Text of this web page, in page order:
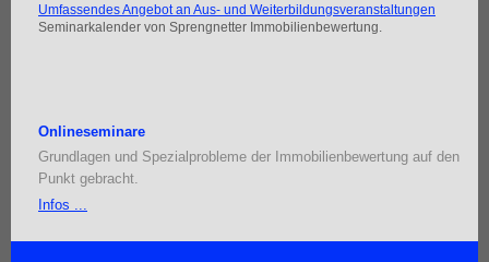
Umfassendes Angebot an Aus- und Weiterbildungsveranstaltungen
Seminarkalender von Sprengnetter Immobilienbewertung.
Onlineseminare
Grundlagen und Spezialprobleme der Immobilienbewertung auf den
Punkt gebracht.
Infos ...